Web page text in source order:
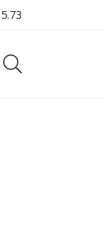
5.73